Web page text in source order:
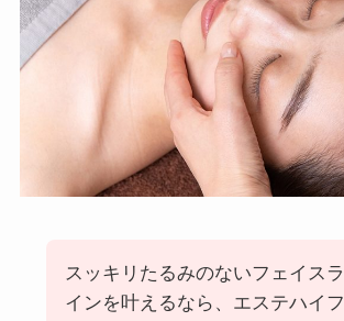
スッキリたるみのないフェイスラ
インを叶えるなら、エステハイフ